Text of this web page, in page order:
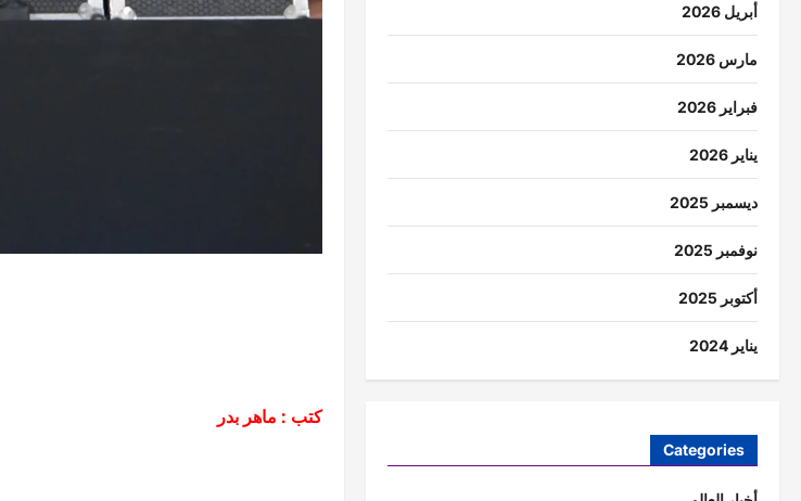
كتب : ماهر بدر
أبريل 2026
مارس 2026
فبراير 2026
يناير 2026
ديسمبر 2025
نوفمبر 2025
أكتوبر 2025
يناير 2024
Categories